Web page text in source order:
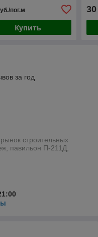
пог.м
Купить
30
за год
строительных
павильон П-211Д,